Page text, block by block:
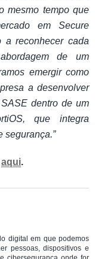
mesmo tempo que
em Secure
a reconhecer cada
de um
emergir como
a desenvolver
dentro de um
que integra
segurança.”
aqui.
digital em que podemos
pessoas, dispositivos e